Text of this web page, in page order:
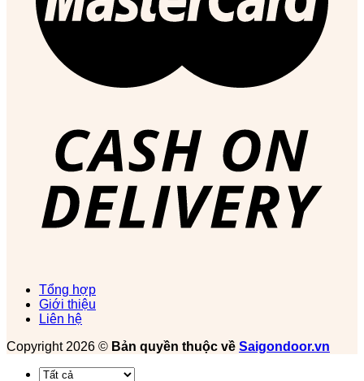
Tổng hợp
Giới thiệu
Liên hệ
Copyright 2026 © Bản quyền thuộc về Saigondoor.vn